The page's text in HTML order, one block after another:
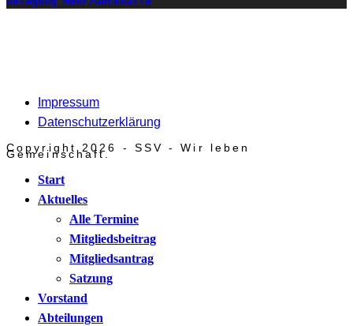
Impressum
Datenschutzerklärung
Copyright 2026 - SSV - Wir leben
Gemeinschaft.
Start
Aktuelles
Alle Termine
Mitgliedsbeitrag
Mitgliedsantrag
Satzung
Vorstand
Abteilungen